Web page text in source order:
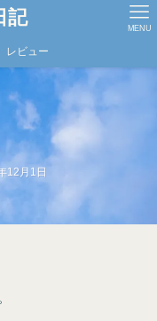
記 MENU
レビュー
12月1日